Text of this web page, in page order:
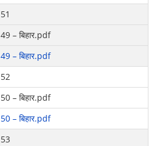
51
49 – बिहार.pdf
49 – बिहार.pdf
52
50 – बिहार.pdf
50 – बिहार.pdf
53